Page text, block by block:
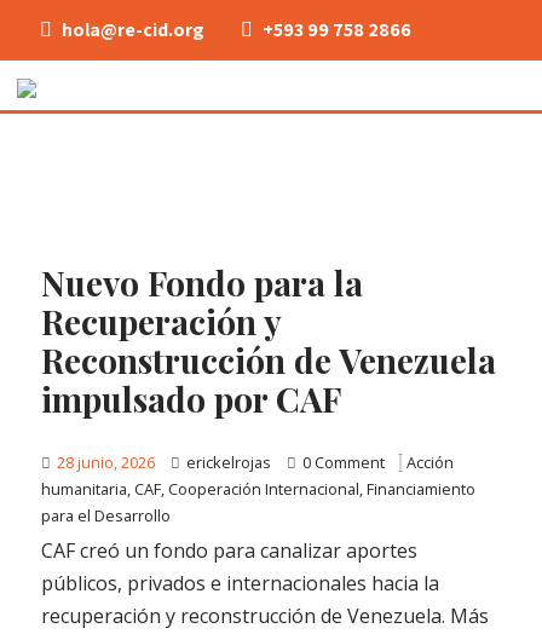
hola@re-cid.org +593 99 758 2866
Nuevo Fondo para la
Recuperación y
Reconstrucción de Venezuela
impulsado por CAF
28 junio, 2026 erickelrojas 0 Comment
Acción
humanitaria, CAF, Cooperación Internacional,Financiamiento
para el Desarrollo
CAF creó un fondo para canalizar aportes
públicos, privados e internacionales hacia la
recuperación y reconstrucción de Venezuela. Más